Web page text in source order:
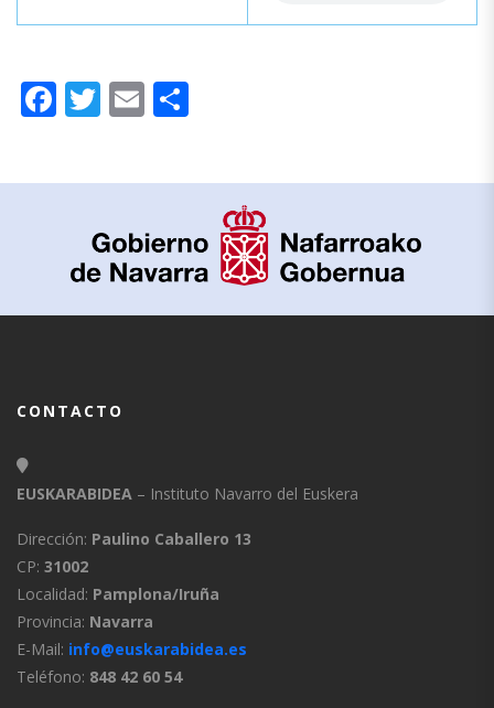
Facebook
Twitter
Email
CONTACTO
EUSKARABIDEA – Instituto Navarro del Euskera
Dirección: Paulino Caballero 13
CP: 31002
Localidad: Pamplona/Iruña
Provincia: Navarra
E-Mail: info@euskarabidea.es
Teléfono: 848 42 60 54